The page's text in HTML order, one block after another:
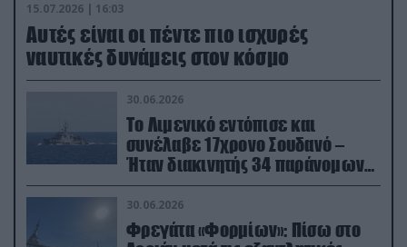
15.07.2026 | 16:03
Aυτές είναι οι πέντε πιο ισχυρές
ναυτικές δυνάμεις στον κόσμο
30.06.2026
Το Λιμενικό εντόπισε και
συνέλαβε 17χρονο Σουδανό –
Ήταν διακινητής 34 παράνομων
μεταναστών
30.06.2026
Φρεγάτα «Φορμίων»: Πίσω στο